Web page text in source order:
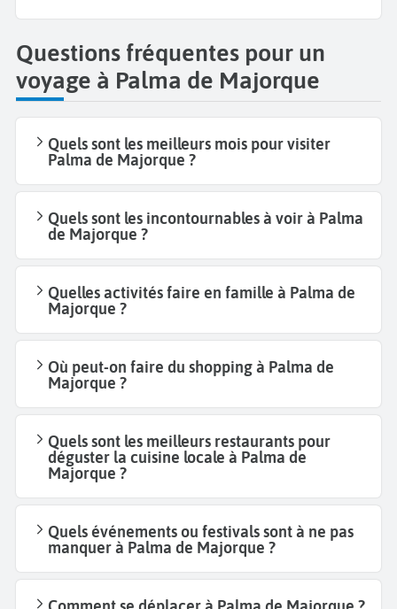
Questions fréquentes pour un
voyage à Palma de Majorque
Quels sont les meilleurs mois pour visiter
Palma de Majorque ?
Quels sont les incontournables à voir à Palma
de Majorque ?
Quelles activités faire en famille à Palma de
Majorque ?
Où peut-on faire du shopping à Palma de
Majorque ?
Quels sont les meilleurs restaurants pour
déguster la cuisine locale à Palma de
Majorque ?
Quels événements ou festivals sont à ne pas
manquer à Palma de Majorque ?